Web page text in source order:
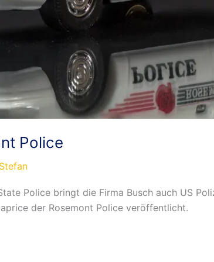
Police
Stefan
Police bringt die Firma Busch auch US
der Rosemont Police veröffentlicht.